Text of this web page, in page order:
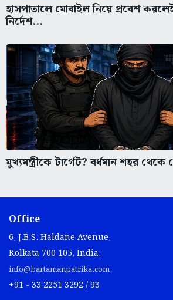
হাসপাতালে মোবাইল নিয়ে প্রবেশ
নির্দেশ...
মুখ্যমন্ত্রীকে টার্গেট? বর্ধমান শহর থেকে
Office
6, J.B.S. Haldane Avenue,
Kolkata 700 105, India.
info@bartamanpatrika.com
+91 - 33 2251 3292 / 93